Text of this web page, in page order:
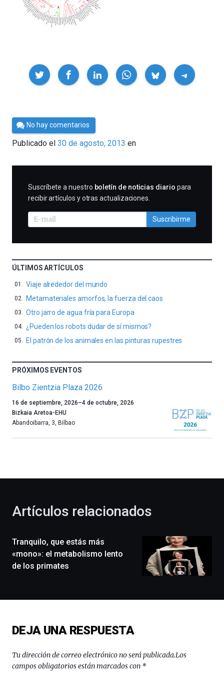
Compartir
Por
Cultura
Cientifica
No hay comentarios
Publicado el 30 de agosto, 2013 en
SUSCRIBIRME
Suscríbete a nuestro boletín de noticias diario para
recibir artículos y otras actualizaciones.
Suscribirme
ÚLTIMOS ARTÍCULOS
Viaje alrededor del mundo
Metamateriales amorfos, la fuerza del caos
Otro jarro de agua fría para Europa
¿Pueden los robots dudar de sí mismos?
El patrón de los animales en las pinturas rupestres
PRÓXIMOS EVENTOS
Bilbo Zientzia Plaza 2026
Un
año
más,
celebración
novena
edición
de
que
la
ciudad
16 de septiembre, 2026–4 de octubre, 2026
Bizkaia Aretoa-EHU
Abandoibarra, 3, Bilbao
Artículos relacionados
Tranquilo, que estás más
«mono»: el metabolismo lento
de los primates
DEJA UNA RESPUESTA
Tu dirección de correo electrónico no será publicada.Los
campos obligatorios están marcados con *